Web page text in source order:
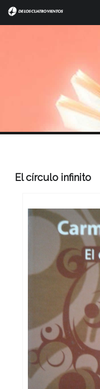
El círculo infinito